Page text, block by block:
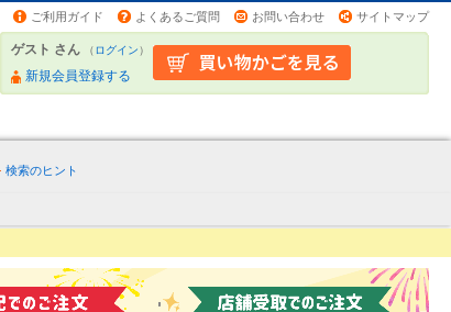
ご利用ガイド よくあるご質問 お問い合わせ サイトマップ
ゲスト さん （ログイン）
新規会員登録する
検索のヒント